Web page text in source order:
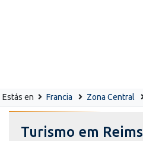
Estás en Francia Zona Central
Turismo em Reims